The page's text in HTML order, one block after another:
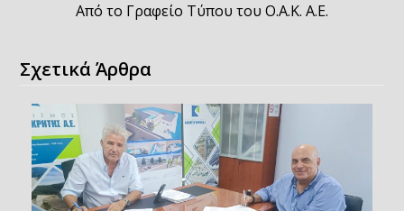
Από το Γραφείο Τύπου του Ο.Α.Κ. Α.Ε.
Σχετικά Άρθρα